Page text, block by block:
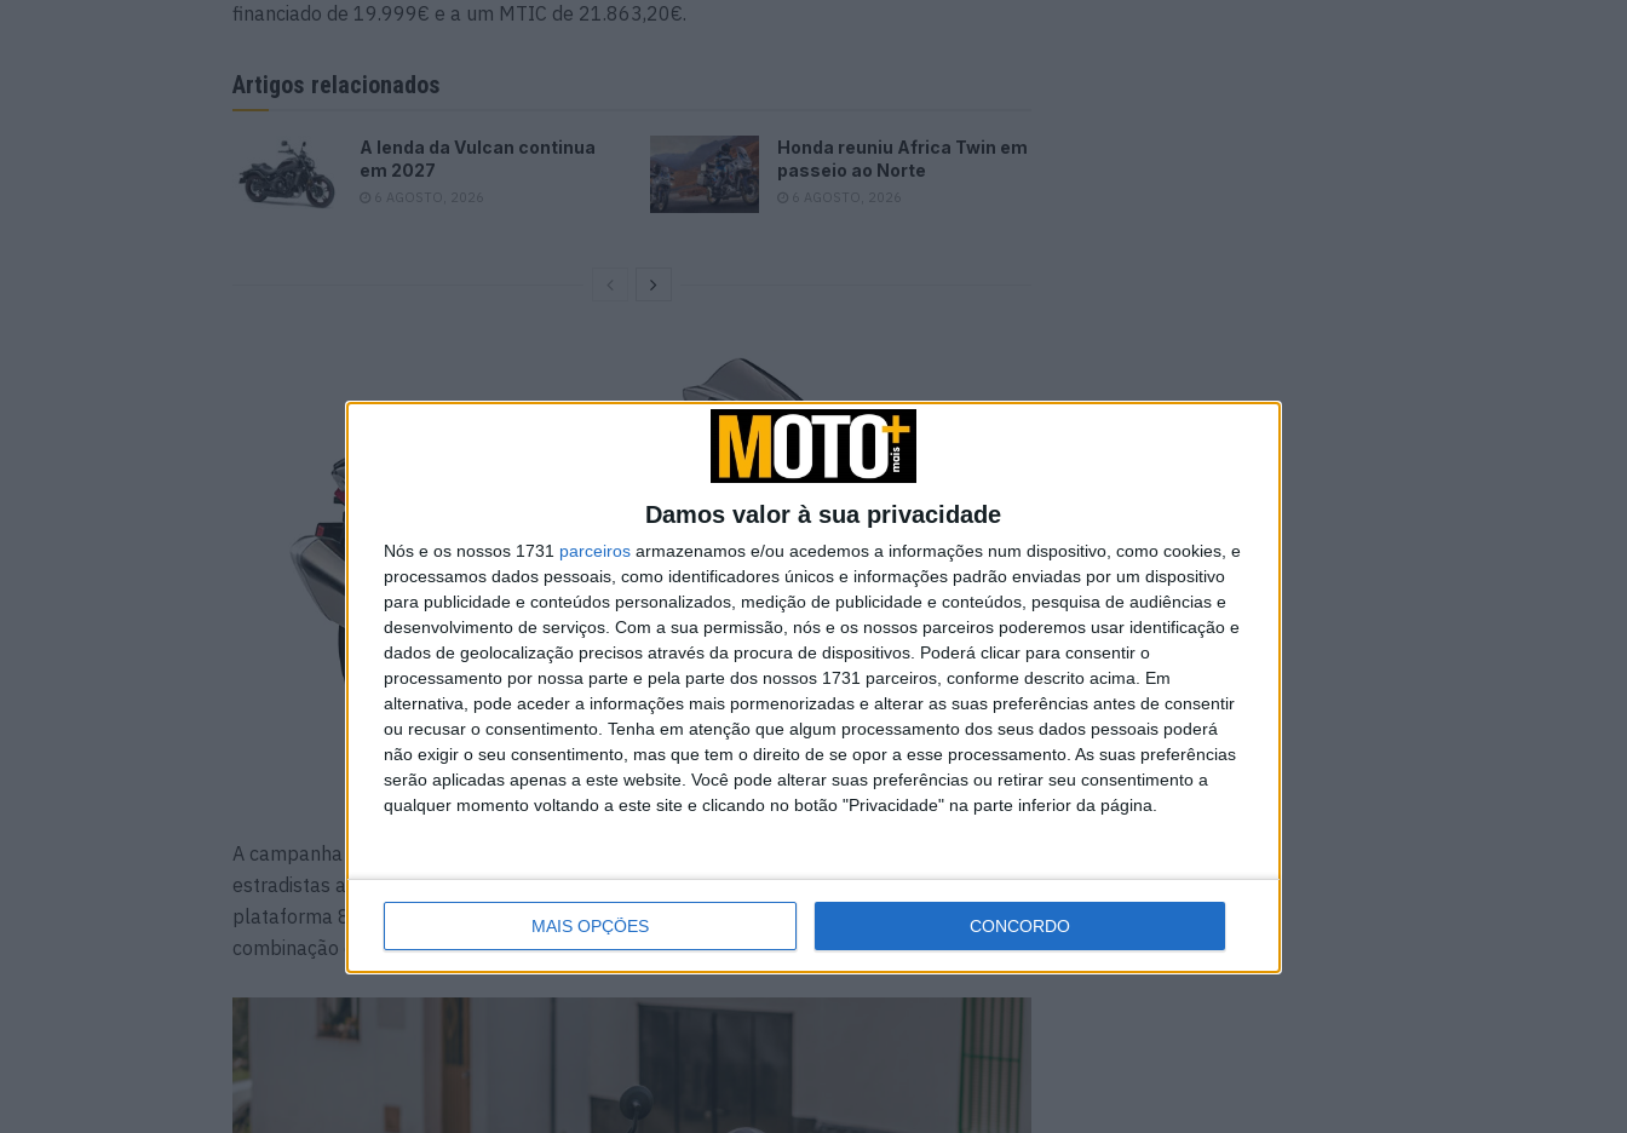
Damos valor à sua privacidade
Nós e os nossos 1731 parceiros armazenamos e/ou acedemos a informações num dispositivo, como cookies, e
processamos dados pessoais, como identificadores únicos e informações padrão enviadas por um dispositivo
para publicidade e conteúdos personalizados, medição de publicidade e conteúdos, pesquisa de audiências e
desenvolvimento de serviços. Com a sua permissão, nós e os nossos parceiros poderemos usar identificação e
dados de geolocalização precisos através da procura de dispositivos. Poderá clicar para consentir o
processamento por nossa parte e pela parte dos nossos 1731 parceiros, conforme descrito acima. Em
alternativa, pode aceder a informações mais pormenorizadas e alterar as suas preferências antes de consentir
ou recusar o consentimento. Tenha em atenção que algum processamento dos seus dados pessoais poderá
não exigir o seu consentimento, mas que tem o direito de se opor a esse processamento. As suas preferências
serão aplicadas apenas a este website. Você pode alterar suas preferências ou retirar seu consentimento a
qualquer momento voltando a este site e clicando no botão "Privacidade" na parte inferior da página.
MAIS OPÇÕES CONCORDO
financiado de 19.999€ e a um MTIC de 21.863,20€.
Artigos relacionados
A lenda da Vulcan continua
em 2027
6 AGOSTO, 2026
Honda reuniu Africa Twin em
passeio ao Norte
6 AGOSTO, 2026
A campanha abrange uma vasta seleção da gama Suzuki, desde modelos desportivos e
estradistas até às aventureiras. Entre os modelos elegíveis destaca-se a premiada
plataforma 800, reconhecida internacionalmente desde o seu lançamento em 2023 pela
combinação entre performance, tecnologia e boa relação qualidade/preço.